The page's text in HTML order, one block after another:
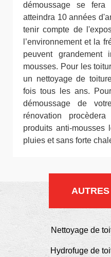
démoussage se fera
atteindra 10 années
tenir compte de
l’environnement et la
peuvent grandement
mousses. Pour les
un nettoyage de
fois tous les ans.
démoussage de
rénovation
produits anti-mousses
pluies et sans forte
Nettoyage de
Hydrofuge de